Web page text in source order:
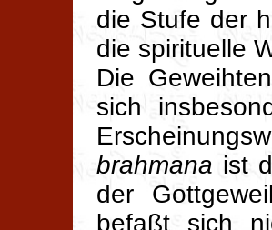
die Stufe der
die spirituelle
Die
sich
brahmana ist
der
befaßt sich